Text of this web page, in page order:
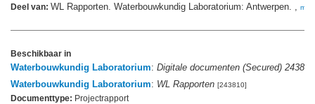
Deel van: WL Rapporten. Waterbouwkundig Laboratorium: Antwerpen. ,
Beschikbaar in
Waterbouwkundig Laboratorium: Digitale documenten (Secured) 243829
Waterbouwkundig Laboratorium: WL Rapporten [243810]
Documenttype: Projectrapport